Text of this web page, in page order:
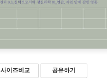
사이즈비교 공유하기